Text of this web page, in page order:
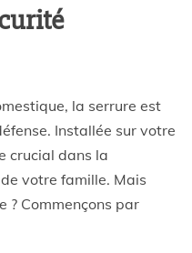
la serrure est
Installée sur votre
crucial dans la
votre famille. Mais
? Commençons par